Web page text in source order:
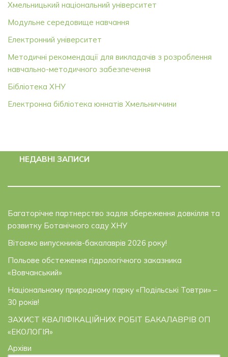
Хмельницький національний університет
Модульне середовище навчання
Електронний університет
Методичні рекомендації для викладачів з розроблення
навчально-методичного забезпечення
Бібліотека ХНУ
Електронна бібліотека юннатів Хмельниччини
НЕДАВНІ ЗАПИСИ
Багаторічне партнерство задля збереження довкілля та
розвитку Ботанічного саду ХНУ
Вітаємо випускників-бакалаврів 2026 року!
Польове обстеження гідрологічного заказника
«Вовчанський»
Національному природному парку «Подільські Товтри» –
30 років!
ЗАХИСТ КВАЛІФІКАЦІЙНИХ РОБІТ БАКАЛАВРІВ ОП
«ЕКОЛОГІЯ»
Архіви